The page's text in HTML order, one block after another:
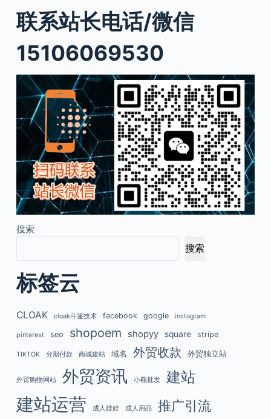
联系站长电话/微信
15106069530
搜索
搜索
标签云
CLOAK cloak斗篷技术 facebook google instagram
pinterest seo shopoem shopyy square stripe
TIKTOK 分期付款 商城建站 域名 外贸收款 外贸独立站
外贸购物网站 外贸资讯 小额批发 建站
建站运营 成人娃娃 成人用品 推广引流